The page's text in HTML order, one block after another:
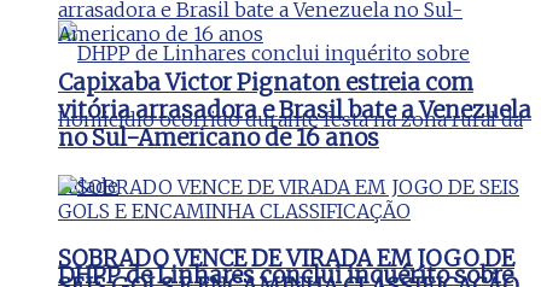
DHPP de Linhares conclui inquérito sobre
Capixaba Victor Pignaton estreia com
vitória arrasadora e Brasil bate a Venezuela
no Sul-Americano de 16 anos
SOBRADO VENCE DE VIRADA EM JOGO DE